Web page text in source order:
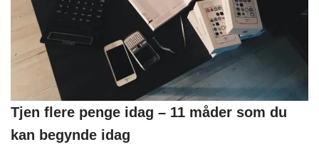
Tjen flere penge idag – 11 måder som du
kan begynde idag